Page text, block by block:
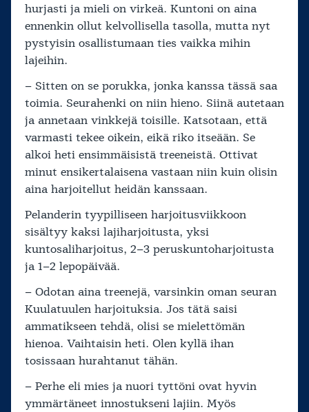
hurjasti ja mieli on virkeä. Kuntoni on aina
ennenkin ollut kelvollisella tasolla, mutta nyt
pystyisin osallistumaan ties vaikka mihin
lajeihin.
– Sitten on se porukka, jonka kanssa tässä saa
toimia. Seurahenki on niin hieno. Siinä autetaan
ja annetaan vinkkejä toisille. Katsotaan, että
varmasti tekee oikein, eikä riko itseään. Se
alkoi heti ensimmäisistä treeneistä. Ottivat
minut ensikertalaisena vastaan niin kuin olisin
aina harjoitellut heidän kanssaan.
Pelanderin tyypilliseen harjoitusviikkoon
sisältyy kaksi lajiharjoitusta, yksi
kuntosaliharjoitus, 2–3 peruskuntoharjoitusta
ja 1–2 lepopäivää.
– Odotan aina treenejä, varsinkin oman seuran
Kuulatuulen harjoituksia. Jos tätä saisi
ammatikseen tehdä, olisi se mielettömän
hienoa. Vaihtaisin heti. Olen kyllä ihan
tosissaan hurahtanut tähän.
– Perhe eli mies ja nuori tyttöni ovat hyvin
ymmärtäneet innostukseni lajiin. Myös